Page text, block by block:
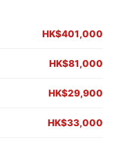
HK$401,000
HK$81,000
HK$29,900
HK$33,000